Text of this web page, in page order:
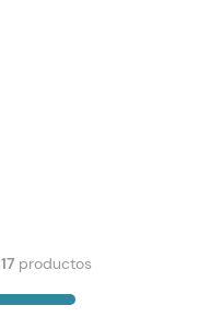
17productos